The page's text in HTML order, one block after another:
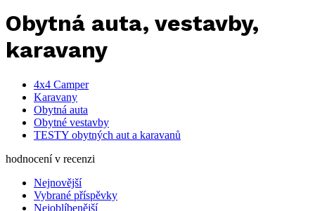
Obytná auta, vestavby,
karavany
4x4 Camper
Karavany
Obytná auta
Obytné vestavby
TESTY obytných aut a karavanů
hodnocení v recenzi
Nejnovější
Vybrané příspěvky
Nejoblíbenější